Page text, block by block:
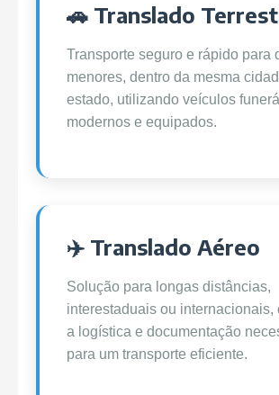
🚗 Translado
Transporte seguro e rápido para
menores, dentro da mesma
estado, utilizando veículos
modernos e equipados.
✈️ Translado Aéreo
Solução para longas distâncias,
interestaduais ou internacionais,
a logística e documentação
para um transporte eficiente.